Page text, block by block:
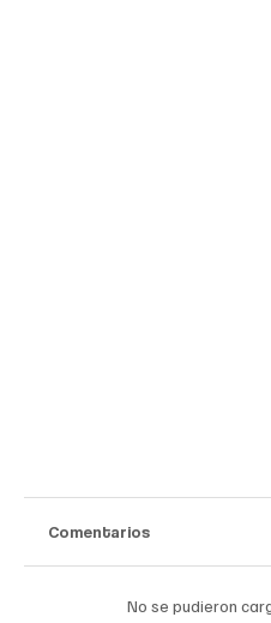
Comentarios
No se pudieron